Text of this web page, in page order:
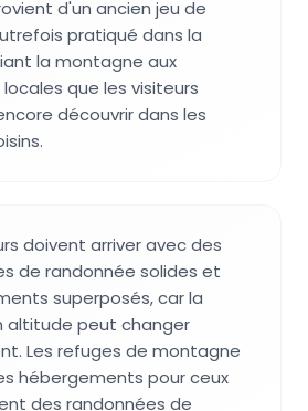
d'un ancien jeu de
pratiqué dans la
la montagne aux
que les visiteurs
découvrir dans les
doivent arriver avec des
de randonnée solides et
superposés, car la
altitude peut changer
Les refuges de montagne
hébergements pour ceux
des randonnées de